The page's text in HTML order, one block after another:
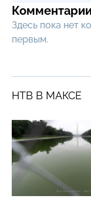
Комментарии
Здесь пока нет
первым.
НТВ В МАКСЕ